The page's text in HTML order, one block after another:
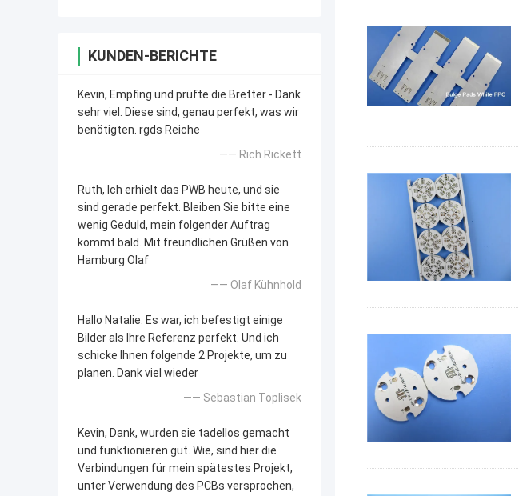
KUNDEN-BERICHTE
Kevin, Empfing und prüfte die Bretter - Dank
sehr viel. Diese sind, genau perfekt, was wir
benötigten. rgds Reiche
—— Rich Rickett
Ruth, Ich erhielt das PWB heute, und sie
sind gerade perfekt. Bleiben Sie bitte eine
wenig Geduld, mein folgender Auftrag
kommt bald. Mit freundlichen Grüßen von
Hamburg Olaf
—— Olaf Kühnhold
Hallo Natalie. Es war, ich befestigt einige
Bilder als Ihre Referenz perfekt. Und ich
schicke Ihnen folgende 2 Projekte, um zu
planen. Dank viel wieder
—— Sebastian Toplisek
Kevin, Dank, wurden sie tadellos gemacht
und funktionieren gut. Wie, sind hier die
Verbindungen für mein spätestes Projekt,
unter Verwendung des PCBs versprochen,